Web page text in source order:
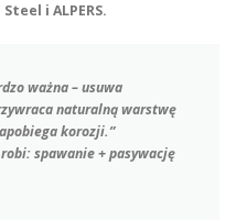
i ALPERS.
ważna – usuwa
naturalną warstwę
korozji.”
spawanie + pasywację